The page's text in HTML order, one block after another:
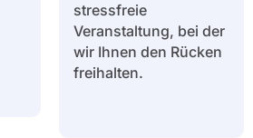
stressfreie
Veranstaltung, bei der
wir Ihnen den Rücken
freihalten.